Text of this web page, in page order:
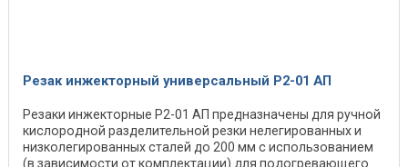
Резак инжекторный универсальный Р2-01 АП
Резаки инжекторные Р2-01 АП предназначены для ручной
кислородной разделительной резки нелегированных и
низколегированных сталей до 200 мм с использованием
(в зависимости от комплектации) для подогревающего